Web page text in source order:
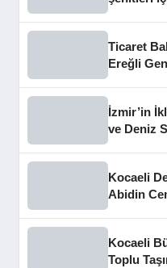
Ticaret
Ereğli
İzmir’in
ve Deniz
Kocaeli
Abidin
Kocaeli
Toplu